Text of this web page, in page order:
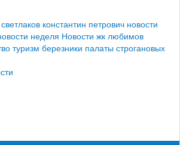
светлаков константин петрович новости
неделя Новости жк любимов
туризм березники палаты строгановых